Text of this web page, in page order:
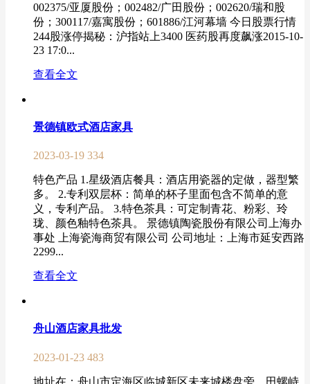
002375/亚厦股份；002482/广田股份；002620/瑞和股
份；300117/嘉寓股份；601886/江河幕墙 今日股票行情
244股涨停揭秘：沪指站上3400 医药股再度飙涨2015-10-
23 17:0...
查看全文
景德镇欧式酒店家具
2023-03-19 334
特色产品 1.星级酒店餐具：酒店用瓷器的定做，器型繁
多。 2.专利双层杯：简单的杯子里面包含不简单的意
义，专利产品。 3.特色茶具：可定制青花、粉彩、玲
珑、颜色釉特色茶具。 景德镇陶瓷股份有限公司上海办
事处 上海瓷海商贸有限公司 公司地址：上海市延安西路
2299...
查看全文
舟山酒店家具批发
2023-01-23 483
地址在：舟山市定海区临城新区未来城楼盘旁，田螺峙